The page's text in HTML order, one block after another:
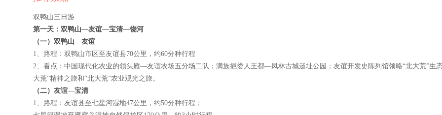
双鸭山三日游
第一天：双鸭山—友谊—宝清—饶河
（一）双鸭山—友谊
1、路程：双鸭山市区至友谊县70公里，约60分种行程
2、看点：中国现代化农业的领头雁—友谊农场五分场二队；满族挹娄人王都—凤林古城遗址公园；友谊开发史陈列馆领略“北大荒”生
大荒”精神之旅和“北大荒”农业观光之旅。
（二）友谊—宝清
1、路程：友谊县至七星河湿地47公里，约50分种行程；